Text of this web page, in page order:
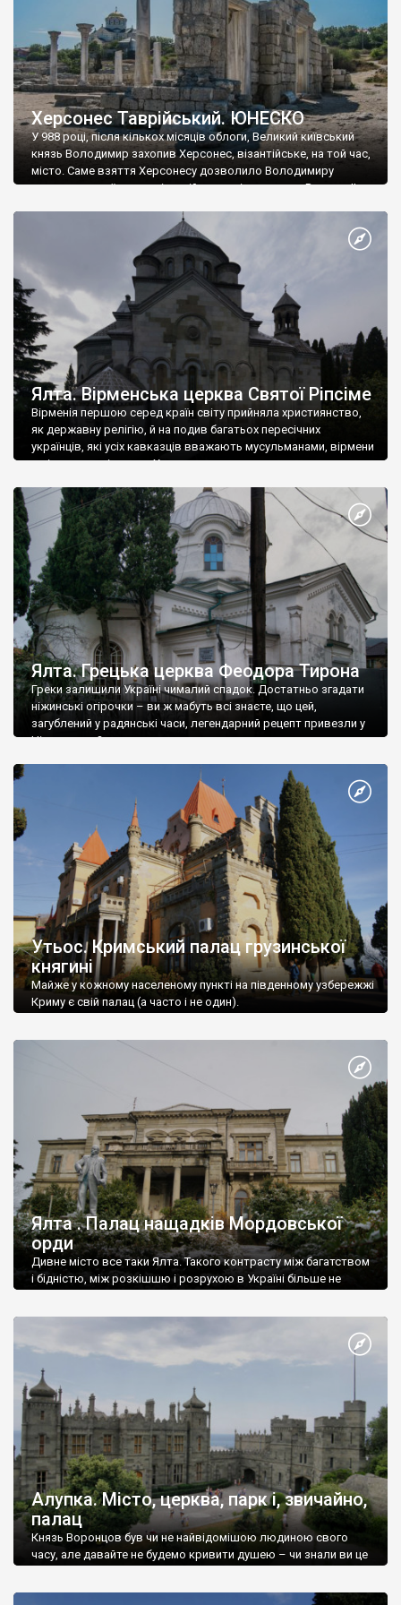
Херсонес Таврійський. ЮНЕСКО
У 988 році, після кількох місяців облоги, Великий київський
князь Володимир захопив Херсонес, візантійське, на той час,
місто. Саме взяття Херсонесу дозволило Володимиру
диктувати свої умови візантійському імператору Василю ІІ, та
Херсонесі Володимир-язичник, став Василем-християнином.
А потім було Хрещення Русі. На честь Херсонесу Таврійського
Ялта. Вірменська церква Святої Ріпсіме
Вірменія першою серед країн світу прийняла християнство,
як державну релігію, й на подив багатьох пересічних
українців, які усіх кавказців вважають мусульманами, вірмени
є відданими вірянами Христа
Ялта. Грецька церква Феодора Тирона
Греки залишили Україні чималий спадок. Достатньо згадати
ніжинські огірочки – ви ж мабуть всі знаєте, що цей,
загублений у радянські часи, легендарний рецепт привезли у
Ніжин греки?
Утьос. Кримський палац грузинської
княгині
Майже у кожному населеному пункті на південному узбережжі
Криму є свій палац (а часто і не один).
Ялта . Палац нащадків Мордовської
орди
Дивне місто все таки Ялта. Такого контрасту між багатством
і бідністю, між розкішшю і розрухою в Україні більше не
Алупка. Місто, церква, парк і, звичайно,
палац
Князь Воронцов був чи не найвідомішою людиною свого
часу, але давайте не будемо кривити душею – чи знали ви це